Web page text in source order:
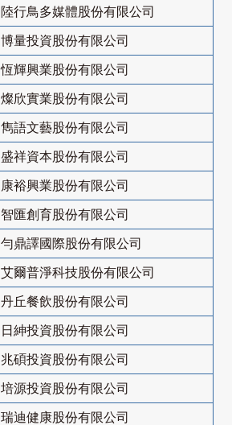
陸行鳥多媒體股份有限公司
博量投資股份有限公司
恆輝興業股份有限公司
燦欣實業股份有限公司
雋語文藝股份有限公司
盛祥資本股份有限公司
康裕興業股份有限公司
智匯創育股份有限公司
勻鼎譯國際股份有限公司
艾爾普淨科技股份有限公司
丹丘餐飲股份有限公司
日紳投資股份有限公司
兆碩投資股份有限公司
培源投資股份有限公司
瑞迪健康股份有限公司